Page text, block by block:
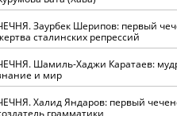
Заурбек Шерипов: первый
сталинских репрессий
Шамиль-Хаджи Каратаев:
и мир
Халид Яндаров: первый
грамматики